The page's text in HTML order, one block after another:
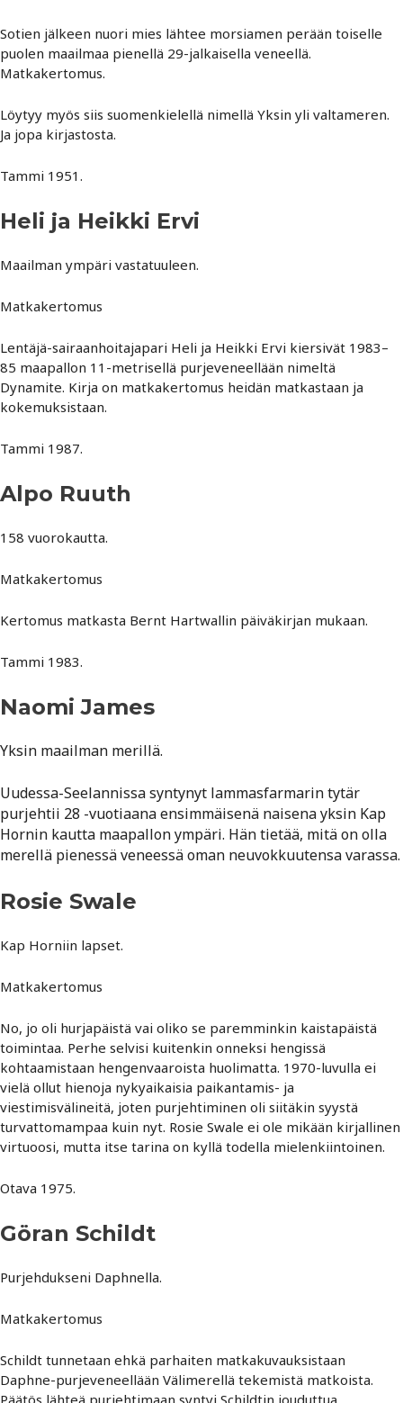
Sotien jälkeen nuori mies lähtee morsiamen perään toiselle
puolen maailmaa pienellä 29-jalkaisella veneellä.
Matkakertomus.
Löytyy myös siis suomenkielellä nimellä Yksin yli valtameren.
Ja jopa kirjastosta.
Tammi 1951.
Heli ja Heikki Ervi
Maailman ympäri vastatuuleen.
Matkakertomus
Lentäjä-sairaanhoitajapari Heli ja Heikki Ervi kiersivät 1983–
85 maapallon 11-metrisellä purjeveneellään nimeltä
Dynamite. Kirja on matkakertomus heidän matkastaan ja
kokemuksistaan.
Tammi 1987.
Alpo Ruuth
158 vuorokautta.
Matkakertomus
Kertomus matkasta Bernt Hartwallin päiväkirjan mukaan.
Tammi 1983.
Naomi James
Yksin maailman merillä.
Uudessa-Seelannissa syntynyt lammasfarmarin tytär
purjehtii 28 -vuotiaana ensimmäisenä naisena yksin Kap
Hornin kautta maapallon ympäri. Hän tietää, mitä on olla
merellä pienessä veneessä oman neuvokkuutensa varassa.
Rosie Swale
Kap Horniin lapset.
Matkakertomus
No, jo oli hurjapäistä vai oliko se paremminkin kaistapäistä
toimintaa. Perhe selvisi kuitenkin onneksi hengissä
kohtaamistaan hengenvaaroista huolimatta. 1970-luvulla ei
vielä ollut hienoja nykyaikaisia paikantamis- ja
viestimisvälineitä, joten purjehtiminen oli siitäkin syystä
turvattomampaa kuin nyt. Rosie Swale ei ole mikään kirjallinen
virtuoosi, mutta itse tarina on kyllä todella mielenkiintoinen.
Otava 1975.
Göran Schildt
Purjehdukseni Daphnella.
Matkakertomus
Schildt tunnetaan ehkä parhaiten matkakuvauksistaan
Daphne-purjeveneellään Välimerellä tekemistä matkoista.
Päätös lähteä purjehtimaan syntyi Schildtin jouduttua